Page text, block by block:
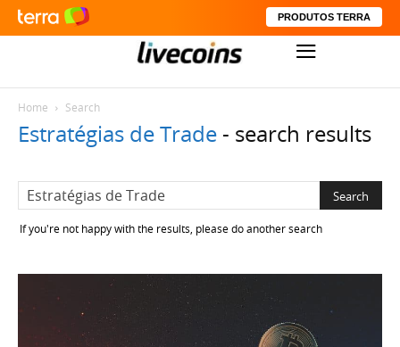
PRODUTOS TERRA
Home Search
Estratégias de Trade - search results
If you're not happy with the results, please do another search